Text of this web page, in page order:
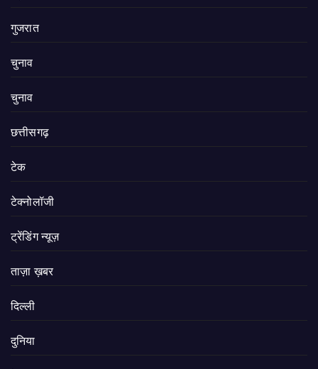
गुजरात
चुनाव
चुनाव
छत्तीसगढ़
टेक
टेक्नोलॉजी
ट्रेंडिंग न्यूज़
ताज़ा ख़बर
दिल्ली
दुनिया